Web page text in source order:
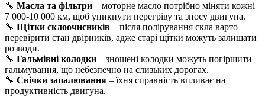
🔧 Масла та фільтри – моторне масло потрібно міняти кожні
7 000-10 000 км, щоб уникнути перегріву та зносу двигуна.
🔧 Щітки склоочисників – після полірування скла варто
перевірити стан двірників, адже старі щітки можуть залишати
розводи.
🔧 Гальмівні колодки – зношені колодки можуть погіршити
гальмування, що небезпечно на слизьких дорогах.
🔧 Свічки запалювання – їхня справність впливає на
продуктивність двигуна.